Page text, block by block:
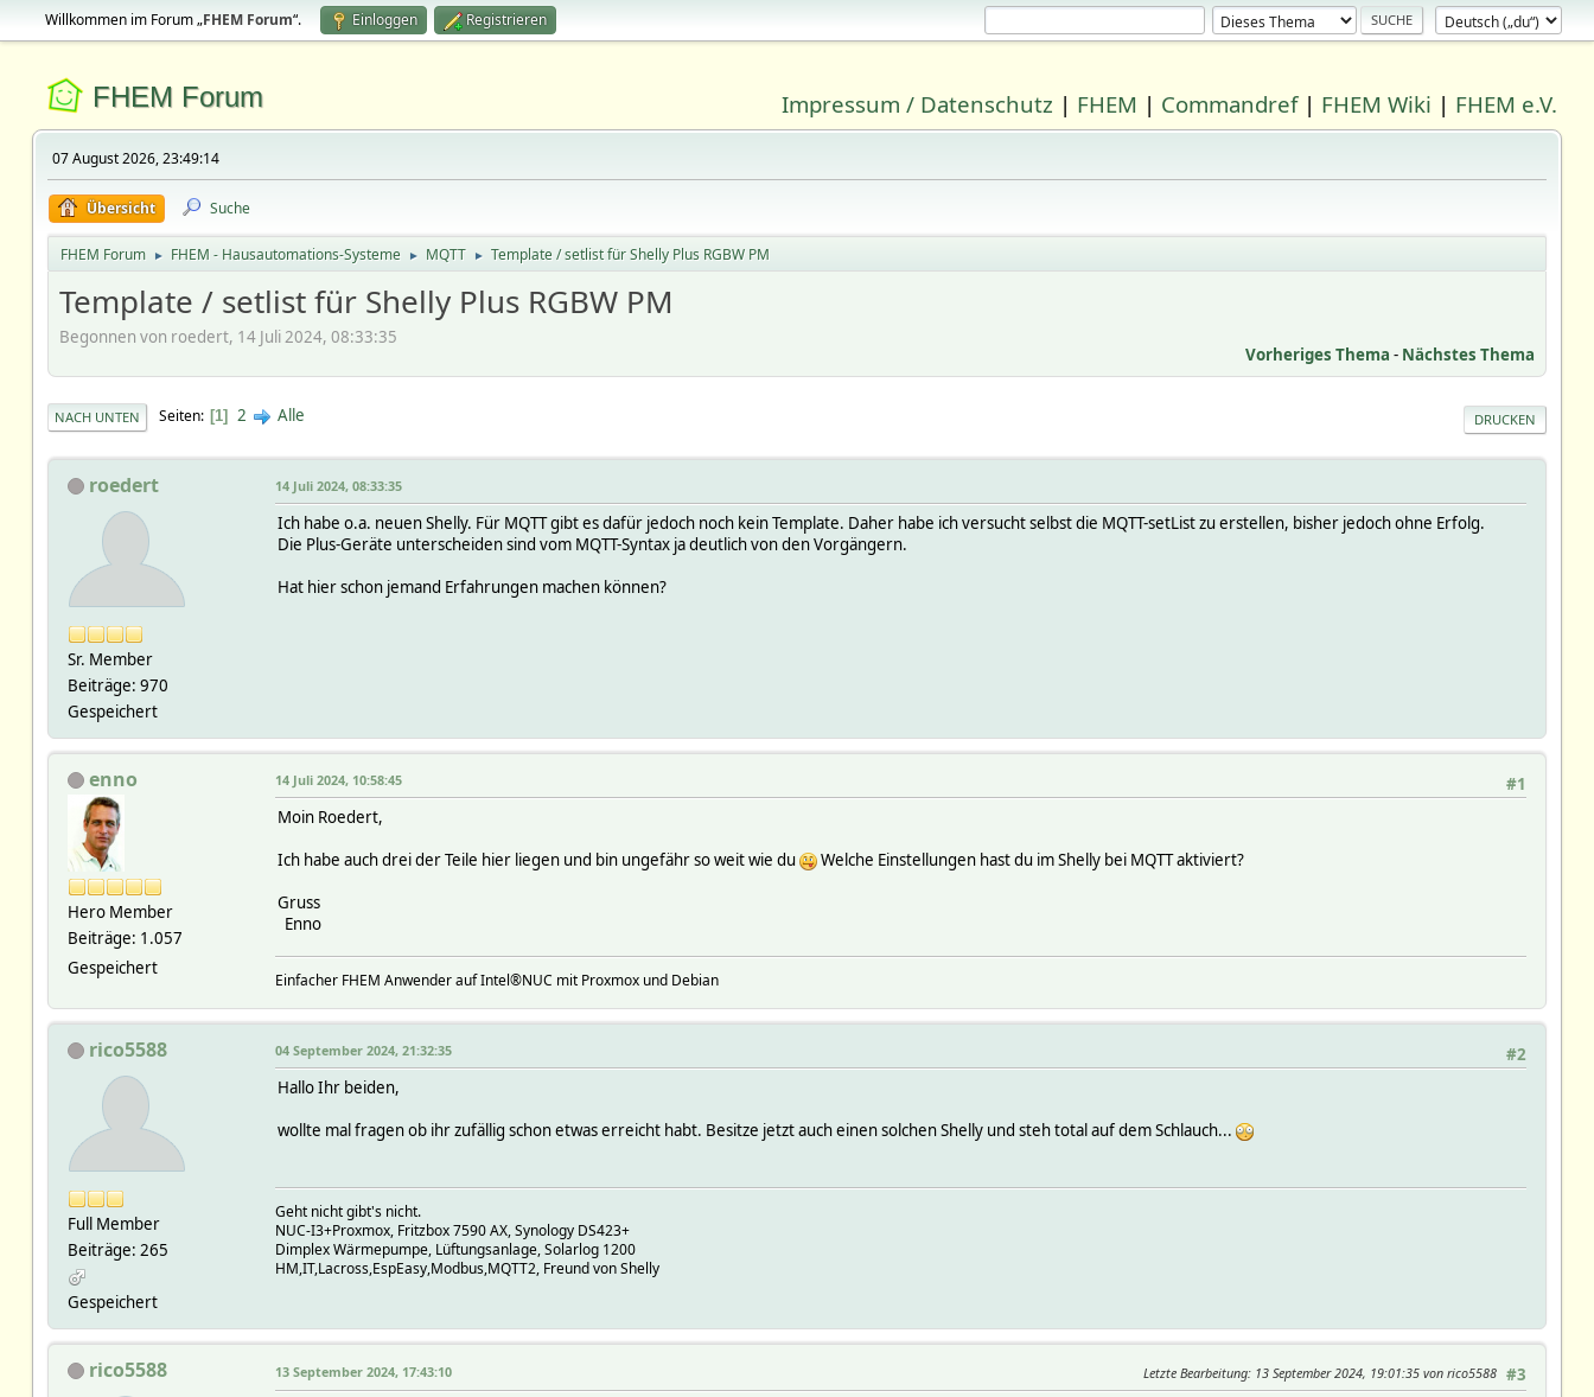
Willkommen im Forum „FHEM Forum“. Einloggen Registrieren
FHEM Forum Impressum / Datenschutz | FHEM | Commandref| FHEM Wiki | FHEM e.V.
07 August 2026, 23:49:14
Übersicht Suche
FHEM Forum ► FHEM - Hausautomations-Systeme ► MQTT ► Template / setlist für Shelly Plus RGBW PM
Template / setlist für Shelly Plus RGBW PM
Begonnen von roedert, 14 Juli 2024, 08:33:35
Vorheriges Thema - Nächstes Thema
DRUCKEN
NACH UNTEN Seiten 1 2 Alle
roedert
Sr. Member
Beiträge: 970
Gespeichert
14 Juli 2024, 08:33:35
Ich habe o.a. neuen Shelly. Für MQTT gibt es dafür jedoch noch kein Template. Daher habe ich versucht selbst die MQTT-setList zu erstellen, bisher jedoch ohne Erfolg.
Die Plus-Geräte unterscheiden sind vom MQTT-Syntax ja deutlich von den Vorgängern.
Hat hier schon jemand Erfahrungen machen können?
enno
Hero Member
Beiträge: 1.057
Gespeichert
#1
14 Juli 2024, 10:58:45
Moin Roedert,
Ich habe auch drei der Teile hier liegen und bin ungefähr so weit wie du
Welche Einstellungen hast du im Shelly bei MQTT aktiviert?
Gruss
Enno
Einfacher FHEM Anwender auf Intel®NUC mit Proxmox und Debian
rico5588
Full Member
Beiträge: 265
Gespeichert
#2
04 September 2024, 21:32:35
Hallo Ihr beiden,
wollte mal fragen ob ihr zufällig schon etwas erreicht habt. Besitze jetzt auch einen solchen Shelly und steh total auf dem Schlauch...
Geht nicht gibt's nicht.
NUC-I3+Proxmox, Fritzbox 7590 AX, Synology DS423+
Dimplex Wärmepumpe, Lüftungsanlage, Solarlog 1200
HM,IT,Lacross,EspEasy,Modbus,MQTT2, Freund von Shelly
rico5588 #3
13 September 2024, 17:43:10 Letzte Bearbeitung: 13 September 2024, 19:01:35 von rico5588